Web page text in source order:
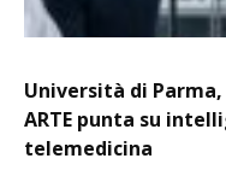
Università di
ARTE punta su
telemedicina